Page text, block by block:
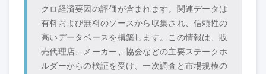
クロ経済要因の評価が含まれます。関連データは
有料および無料のソースから収集され、信頼性の
高いデータベースを構築します。この情報は、販
売代理店、メーカー、協会などの主要ステークホ
ルダーからの検証を受け、一次調査と市場規模の